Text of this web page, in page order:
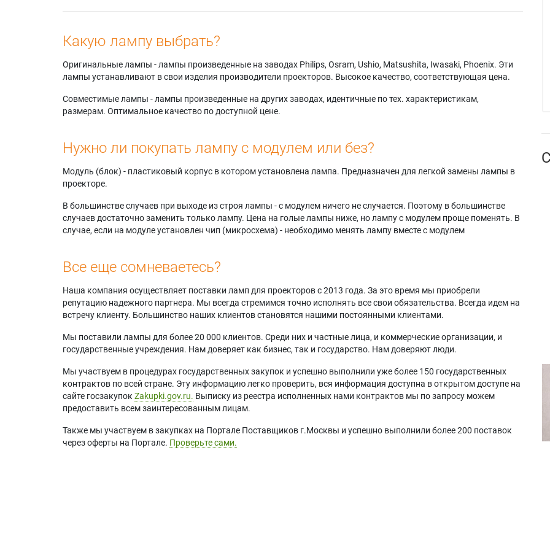
Какую лампу выбрать?
Оригинальные лампы - лампы произведенные на заводах Philips, Osram, Ushio, Matsushita, Iwasaki, Phoenix. Эти
лампы устанавливают в свои изделия производители проекторов. Высокое качество, соответствующая цена.
Совместимые лампы - лампы произведенные на других заводах, идентичные по тех. характеристикам,
размерам. Оптимальное качество по доступной цене.
Нужно ли покупать лампу с модулем или без?
Модуль (блок) - пластиковый корпус в котором установлена лампа. Предназначен для легкой замены лампы в
проекторе.
В большинстве случаев при выходе из строя лампы - с модулем ничего не случается. Поэтому в большинстве
случаев достаточно заменить только лампу. Цена на голые лампы ниже, но лампу с модулем проще поменять. В
случае, если на модуле установлен чип (микросхема) - необходимо менять лампу вместе с модулем
Все еще сомневаетесь?
Наша компания осуществляет поставки ламп для проекторов с 2013 года. За это время мы приобрели
репутацию надежного партнера. Мы всегда стремимся точно исполнять все свои обязательства. Всегда идем на
встречу клиенту. Большинство наших клиентов становятся нашими постоянными клиентами.
Мы поставили лампы для более 20 000 клиентов. Среди них и частные лица, и коммерческие организации, и
государственные учреждения. Нам доверяет как бизнес, так и государство. Нам доверяют люди.
Мы участвуем в процедурах государственных закупок и успешно выполнили уже более 150 государственных
контрактов по всей стране. Эту информацию легко проверить, вся информация доступна в открытом доступе на
сайте госзакупок Zakupki.gov.ru. Выписку из реестра исполненных нами контрактов мы по запросу можем
предоставить всем заинтересованным лицам.
Также мы участвуем в закупках на Портале Поставщиков г.Москвы и успешно выполнили более 200 поставок
через оферты на Портале. Проверьте сами.